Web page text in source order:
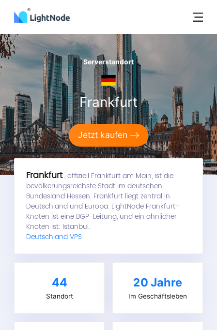
Serverstandort
Frankfurt
Jetzt kaufen
Frankfurt, offiziell Frankfurt am Main, ist die
bevölkerungsreichste Stadt im deutschen
Bundesland Hessen. Frankfurt liegt zentral in
Deutschland und Europa. LightNode Frankfurt-
Knoten ist eine BGP-Leitung, und ein ähnlicher
Knoten ist: Istanbul.
Deutschland VPS
44
Standort
20Jahre
Im Geschäftsleben